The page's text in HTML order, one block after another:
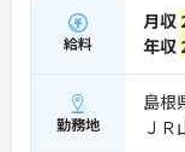
給料
月収
年収
勤務地
島根
ＪＲ